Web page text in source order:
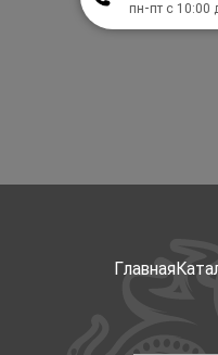
пн-пт с 10:00
Главная